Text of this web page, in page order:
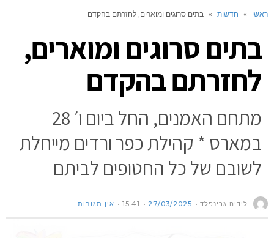
ראשי » חדשות » בתים סרוגים ומוארים, לחזרתם בהקדם
בתים סרוגים ומוארים,
לחזרתם בהקדם
מתחם האמנים, החל ביום ו׳ 28
במארס * קהילת כפר ורדים מייחלת
לשובם של כל החטופים לביתם
לידיה גרינפלד 27/03/2025
15:41 אין תגובות